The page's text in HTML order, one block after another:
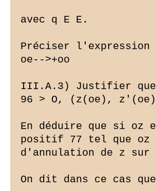
avec q E E.
Préciser
oe-->+oo
III.A.3) Justifier que
96 > O, (z(oe),
En déduire que si
positif 77 tel que
d'annulation de z
On dit dans ce cas